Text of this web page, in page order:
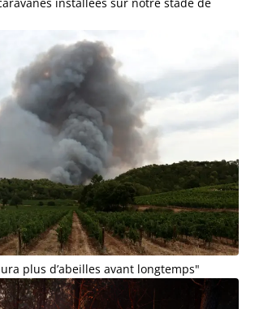
plus d’abeilles avant longtemps"